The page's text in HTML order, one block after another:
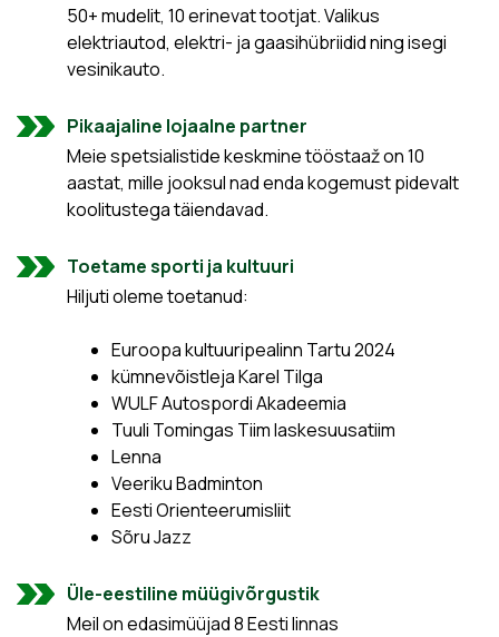
50+ mudelit, 10 erinevat tootjat. Valikus
elektriautod, elektri- ja gaasihübriidid ning isegi
vesinikauto.
Pikaajaline lojaalne partner
Meie spetsialistide keskmine tööstaaž on 10
aastat, mille jooksul nad enda kogemust pidevalt
koolitustega täiendavad.
Toetame sporti ja kultuuri
Hiljuti oleme toetanud:
Euroopa kultuuripealinn Tartu 2024
kümnevõistleja Karel Tilga
WULF Autospordi Akadeemia
Tuuli Tomingas Tiim laskesuusatiim
Lenna
Veeriku Badminton
Eesti Orienteerumisliit
Sõru Jazz
Üle-eestiline müügivõrgustik
Meil on edasimüüjad 8 Eesti linnas